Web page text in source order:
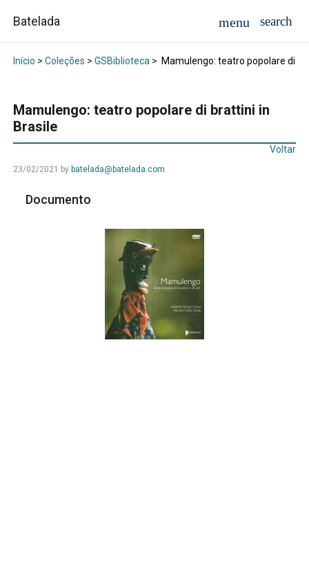
Batelada
Início > Coleções > GSBiblioteca> Mamulengo: teatro popolare di
Mamulengo: teatro popolare di brattini in
Brasile
Voltar
23/02/2021 by batelada@batelada.com
Documento